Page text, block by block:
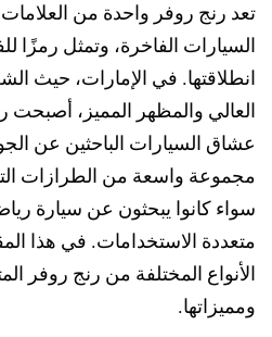
تعد رنج روفر واحدة من العلامات
السيارات الفاخرة، وتمثل رمزًا
انطلاقتها. في الإمارات، حيث
العالي والمظهر المميز، أصبحت
عشاق السيارات الباحثين عن
مجموعة واسعة من الطرازات التي
سواء كانوا يبحثون عن سيارة
متعددة الاستخدامات. في هذا
الأنواع المختلفة من رنج روفر
ومميزاتها.